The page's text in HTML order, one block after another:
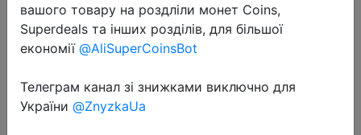
1 Set Car Mounted Vacuum Cleaner
Car Strong Suction Handheld
вашого товару на роздліли монет Coins,
Superdeals та інших розділів, для більшої
економії @AliSuperCoinsBot
Телеграм канал зі знижками виключно для
України @ZnyzkaUa